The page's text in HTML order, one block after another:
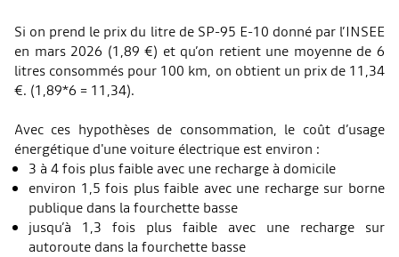
Si on prend le prix du litre de SP-95 E-10 donné par l’INSEE
en mars 2026 (1,89 €) et qu’on retient une moyenne de 6
litres consommés pour 100 km, on obtient un prix de 11,34
€. (1,89*6 = 11,34).
Avec ces hypothèses de consommation, le coût d’usage
énergétique d'une voiture électrique est environ :
3 à 4 fois plus faible avec une recharge à domicile
environ 1,5 fois plus faible avec une recharge sur borne
publique dans la fourchette basse
jusqu’à 1,3 fois plus faible avec une recharge sur
autoroute dans la fourchette basse